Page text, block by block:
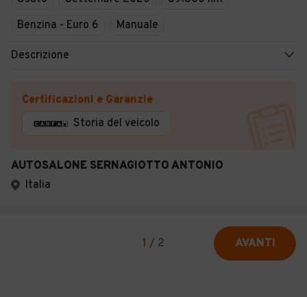
Benzina - Euro 6
Manuale
Descrizione
Certificazioni e Garanzie
Storia del veicolo
AUTOSALONE SERNAGIOTTO ANTONIO
Italia
1 / 2 AVANTI